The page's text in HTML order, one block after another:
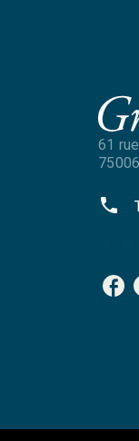
61
phone